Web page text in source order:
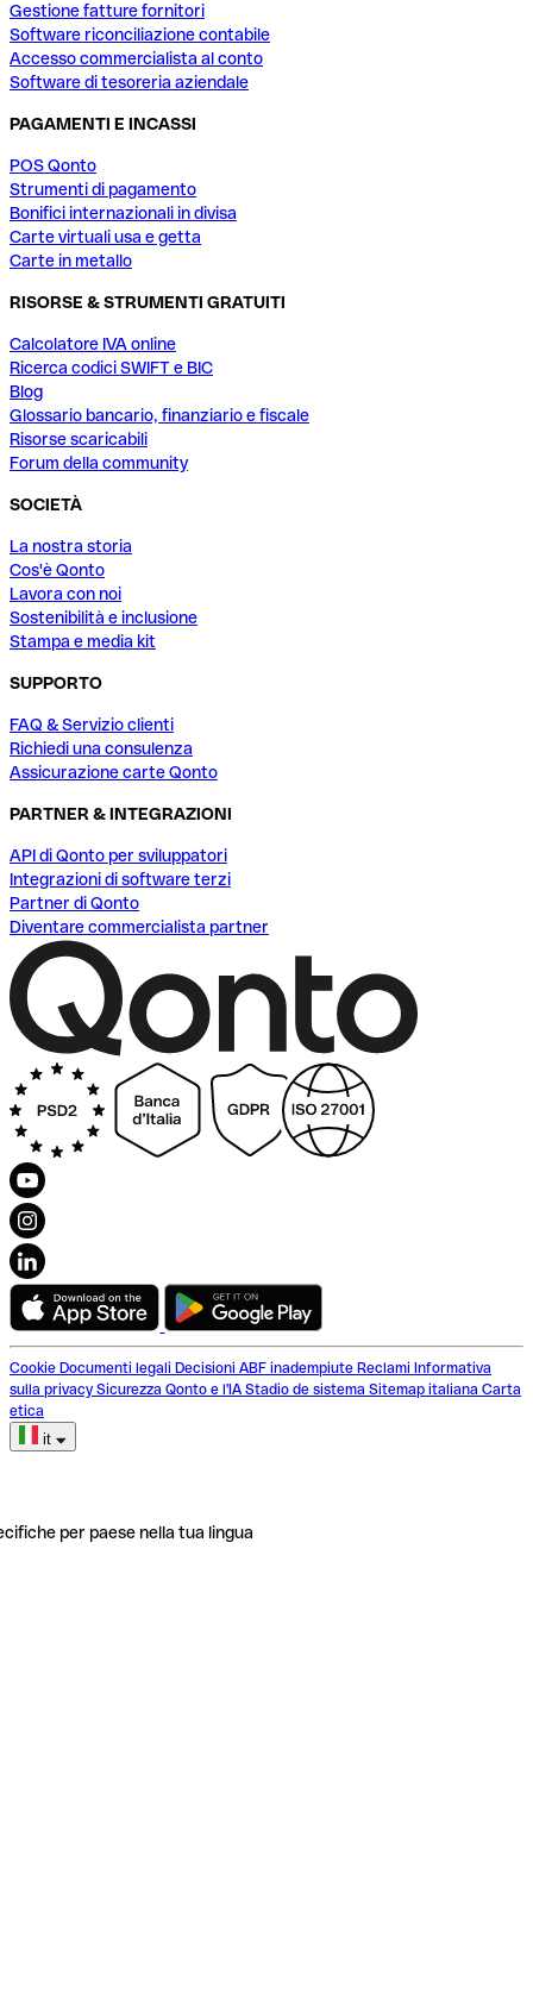
Gestione fatture fornitori
Software riconciliazione contabile
Accesso commercialista al conto
Software di tesoreria aziendale
PAGAMENTI E INCASSI
POS Qonto
Strumenti di pagamento
Bonifici internazionali in divisa
Carte virtuali usa e getta
Carte in metallo
RISORSE & STRUMENTI GRATUITI
Calcolatore IVA online
Ricerca codici SWIFT e BIC
Blog
Glossario bancario, finanziario e fiscale
Risorse scaricabili
Forum della community
SOCIETÀ
La nostra storia
Cos'è Qonto
Lavora con noi
Sostenibilità e inclusione
Stampa e media kit
SUPPORTO
FAQ & Servizio clienti
Richiedi una consulenza
Assicurazione carte Qonto
PARTNER & INTEGRAZIONI
API di Qonto per sviluppatori
Integrazioni di software terzi
Partner di Qonto
Diventare commercialista partner
Cookie Documenti legali Decisioni ABF inadempiute Reclami Informativa
sulla privacy Sicurezza Qonto e l'IA Stadio de sistema Sitemap italiana Carta
etica
it
per paese nella tua lingua